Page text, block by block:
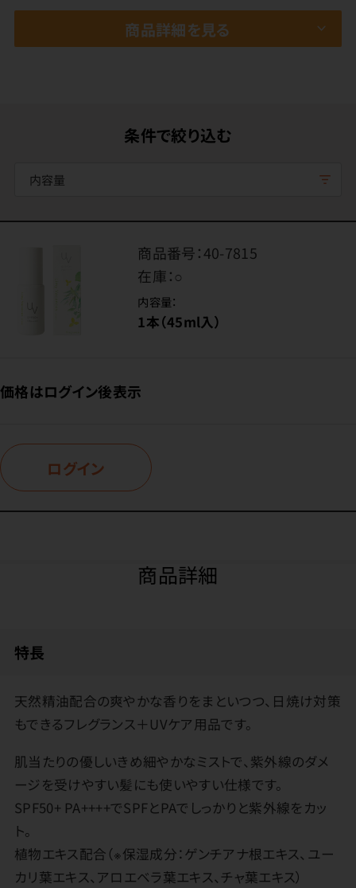
商品詳細を見る
条件で絞り込む
内容量
商品番号：40-7815
在庫：○
内容量：
1本（45ml入）
価格はログイン後表示
ログイン
商品詳細
特長
天然精油配合の爽やかな香りをまといつつ、日焼け対策
もできるフレグランス＋UVケア用品です。
肌当たりの優しいきめ細やかなミストで、紫外線のダメ
ージを受けやすい髪にも使いやすい仕様です。
SPF50+ PA++++でSPFとPAでしっかりと紫外線をカッ
ト。
植物エキス配合（※保湿成分：ゲンチアナ根エキス、ユー
カリ葉エキス、アロエベラ葉エキス、チャ葉エキス）